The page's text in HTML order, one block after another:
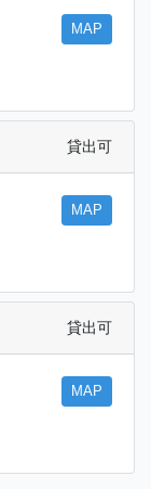
MAP
貸出可
MAP
貸出可
MAP